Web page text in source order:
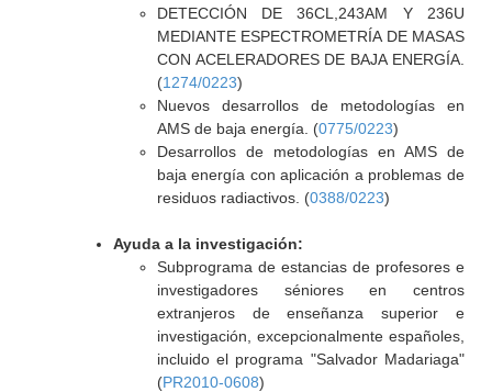
DETECCIÓN DE 36CL,243AM Y 236U
MEDIANTE ESPECTROMETRÍA DE MASAS
CON ACELERADORES DE BAJA ENERGÍA.
(1274/0223)
Nuevos desarrollos de metodologías en
AMS de baja energía. (0775/0223)
Desarrollos de metodologías en AMS de
baja energía con aplicación a problemas de
residuos radiactivos. (0388/0223)
Ayuda a la investigación:
Subprograma de estancias de profesores e
investigadores séniores en centros
extranjeros de enseñanza superior e
investigación, excepcionalmente españoles,
incluido el programa "Salvador Madariaga"
(PR2010-0608)